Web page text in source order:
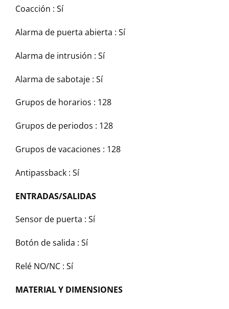
Coacción : Sí
Alarma de puerta abierta : Sí
Alarma de intrusión : Sí
Alarma de sabotaje : Sí
Grupos de horarios : 128
Grupos de periodos : 128
Grupos de vacaciones : 128
Antipassback : Sí
ENTRADAS/SALIDAS
Sensor de puerta : Sí
Botón de salida : Sí
Relé NO/NC : Sí
MATERIAL Y DIMENSIONES